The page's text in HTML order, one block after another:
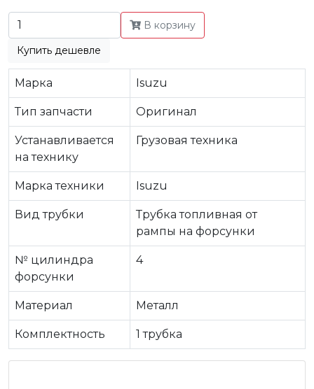
В корзину
Купить дешевле
Марка Isuzu
Тип запчасти Оригинал
Устанавливается
на технику
Грузовая техника
Марка техники Isuzu
Вид трубки
Трубка топливная от
рампы на форсунки
№ цилиндра
форсунки
4
Материал Металл
Комплектность 1 трубка